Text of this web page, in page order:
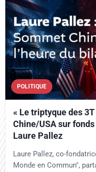
POLITIQUE
« Le triptyque des
Chine/USA sur
Laure Pallez
Laure Pallez, co-
Monde en Commun",